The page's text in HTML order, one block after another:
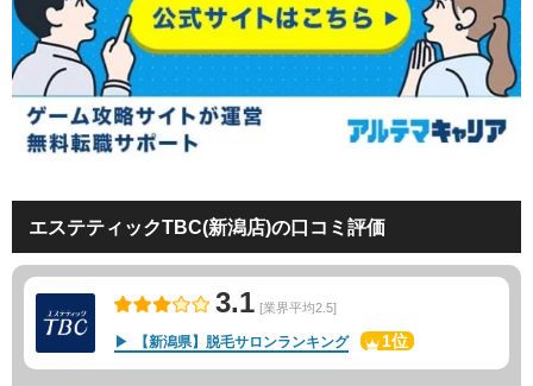
エステティックTBC(新潟店)の口コミ評価
3.1 [業界平均2.5]
【新潟県】脱毛サロンランキング 1位